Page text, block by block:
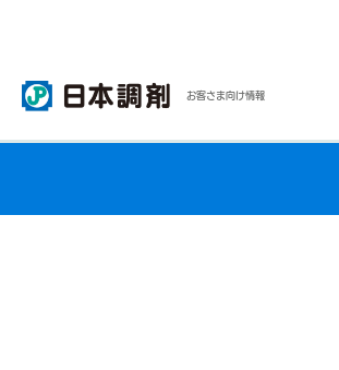
お客さま向け情報